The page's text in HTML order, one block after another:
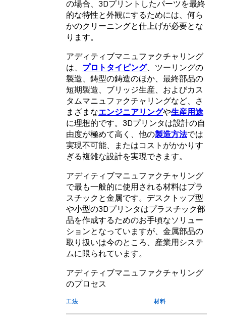
の場合、3Dプリントしたパーツを最終
的な特性と外観にするためには、何ら
かのクリーニングと仕上げが必要とな
ります。
アディティブマニュファクチャリング
は、 プロトタイピング、ツーリングの
製造、鋳型の鋳造のほか、最終部品の
短期製造、ブリッジ生産、およびカス
タムマニュファクチャリングなど、さ
まざまなエンジニアリングや生産用途
に理想的です。3Dプリンタは設計の自
由度が極めて高く、他の製造方法では
実現不可能、またはコストがかかりす
ぎる複雑な設計を実現できます。
アディティブマニュファクチャリング
で最も一般的に使用される材料はプラ
スチックと金属です。デスクトップ型
や小型の3Dプリンタはプラスチック部
品を作成するためのお手頃なソリュー
ションとなっていますが、金属部品の
取り扱いは今のところ、産業用システ
ムに限られています。
アディティブマニュファクチャリング
のプロセス
工法 材料